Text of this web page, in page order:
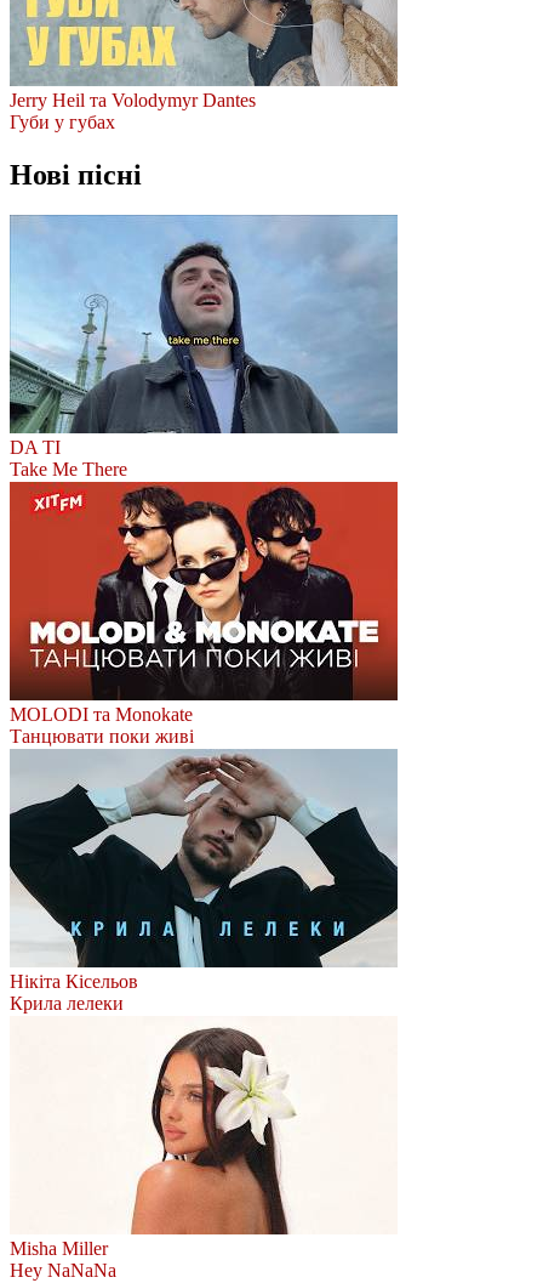
Jerry Heil та Volodymyr Dantes
Губи у губах
Нові пісні
DA TI
Take Me There
MOLODI та Monokate
Танцювати поки живі
Нікіта Кісельов
Крила лелеки
Misha Miller
Hey NaNaNa